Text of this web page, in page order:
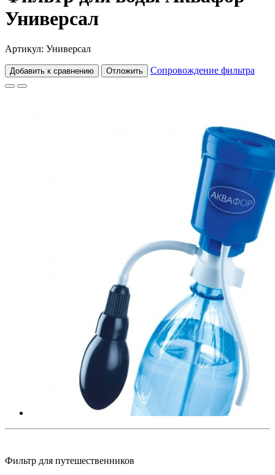
Универсал
Артикул: Универсал
Добавить к сравнению Отложить Сопровождение фильтра
Фильтр для путешественников